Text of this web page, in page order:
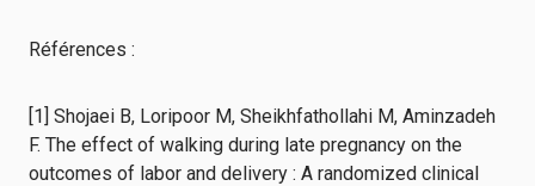
Références :
[1] Shojaei B, Loripoor M, Sheikhfathollahi M, Aminzadeh
F. The effect of walking during late pregnancy on the
outcomes of labor and delivery : A randomized clinical